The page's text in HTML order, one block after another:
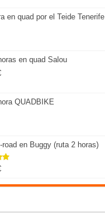
en quad por el Teide Tenerife
en quad Salou
QUADBIKE
road en Buggy (ruta 2 horas)